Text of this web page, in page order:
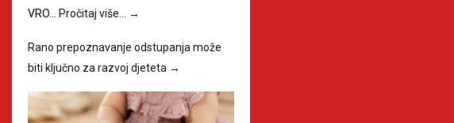
VRO… Pročitaj više… →
Rano prepoznavanje odstupanja može
biti ključno za razvoj djeteta →